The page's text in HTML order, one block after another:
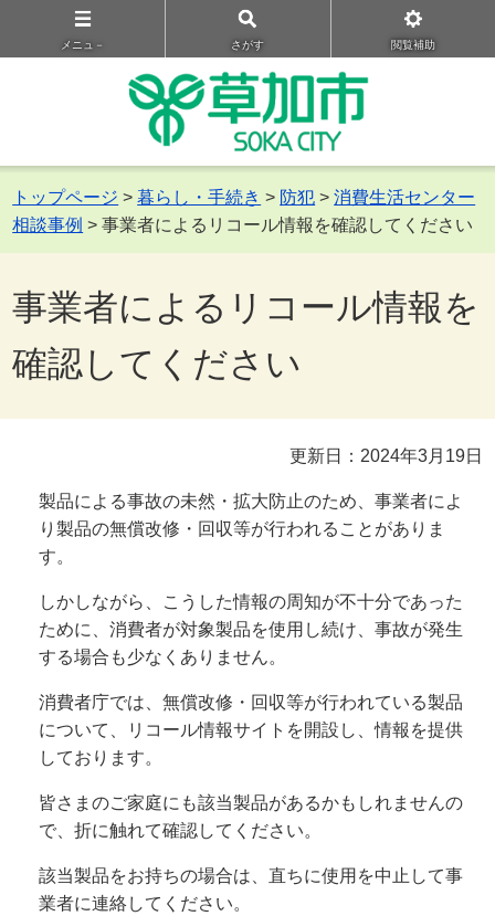
メニュ－ さがす 閲覧補助
トップページ >暮らし・手続き > 防犯 >消費生活センター
相談事例 > 事業者によるリコール情報を確認してください
事業者によるリコール情報を
確認してください
更新日：2024年3月19日
製品による事故の未然・拡大防止のため、事業者によ
り製品の無償改修・回収等が行われることがありま
す。
しかしながら、こうした情報の周知が不十分であった
ために、消費者が対象製品を使用し続け、事故が発生
する場合も少なくありません。
消費者庁では、無償改修・回収等が行われている製品
について、リコール情報サイトを開設し、情報を提供
しております。
皆さまのご家庭にも該当製品があるかもしれませんの
で、折に触れて確認してください。
該当製品をお持ちの場合は、直ちに使用を中止して事
業者に連絡してください。